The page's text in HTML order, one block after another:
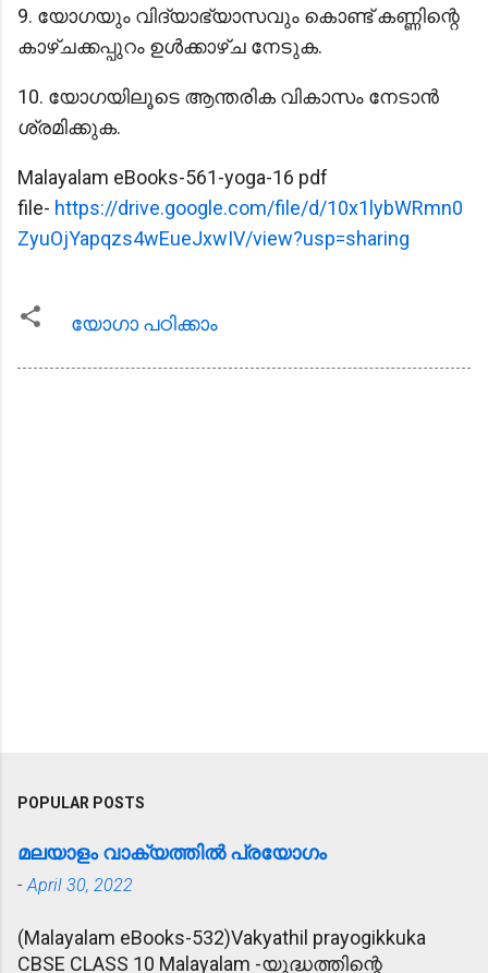
9. യോഗയും വിദ്യാഭ്യാസവും കൊണ്ട് കണ്ണിന്റെ
കാഴ്ചക്കപ്പുറം ഉൾക്കാഴ്ച നേടുക.
10. യോഗയിലൂടെ ആന്തരിക വികാസം നേടാൻ
ശ്രമിക്കുക.
Malayalam eBooks-561-yoga-16 pdf
file- https://drive.google.com/file/d/10x1lybWRmn0
ZyuOjYapqzs4wEueJxwIV/view?usp=sharing
യോഗാ പഠിക്കാം
POPULAR POSTS
മലയാളം വാക്യത്തിൽ പ്രയോഗം
-April 30, 2022
(Malayalam eBooks-532)Vakyathil prayogikkuka
CBSE CLASS 10 Malayalam -യുദ്ധത്തിന്റെ